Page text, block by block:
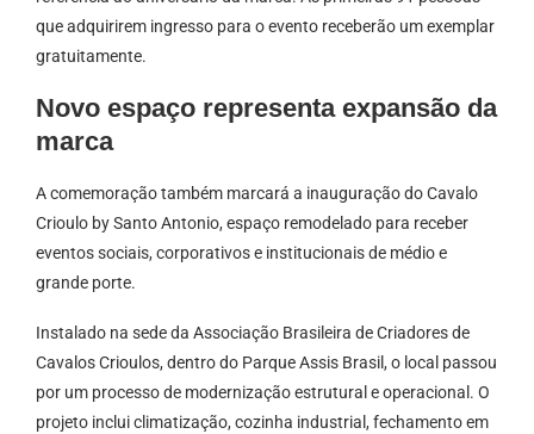
que adquirirem ingresso para o evento receberão um exemplar
gratuitamente.
Novo espaço representa expansão da
marca
A comemoração também marcará a inauguração do Cavalo
Crioulo by Santo Antonio, espaço remodelado para receber
eventos sociais, corporativos e institucionais de médio e
grande porte.
Instalado na sede da Associação Brasileira de Criadores de
Cavalos Crioulos, dentro do Parque Assis Brasil, o local passou
por um processo de modernização estrutural e operacional. O
projeto inclui climatização, cozinha industrial, fechamento em